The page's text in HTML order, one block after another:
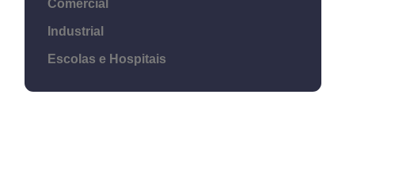
Comercial
Industrial
Escolas e Hospitais